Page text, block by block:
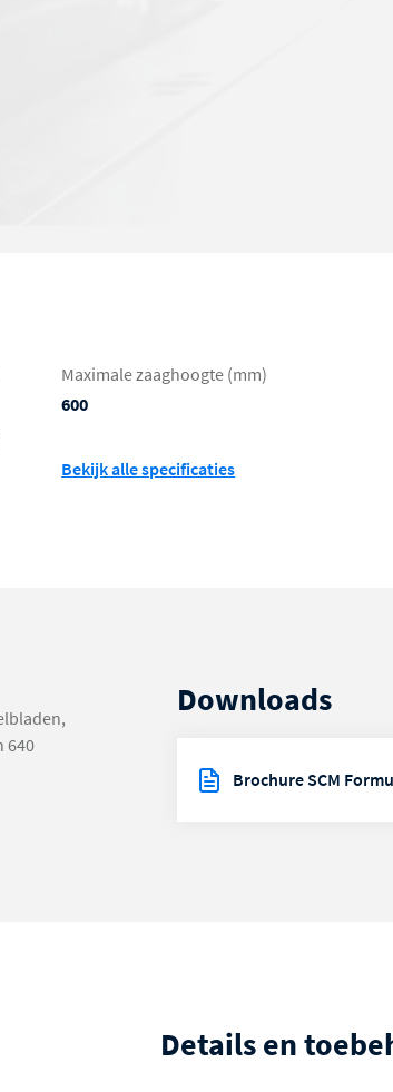
Maximale zaaghoogte (mm)
600
Bekijk alle specificaties
640
Downloads
Brochure SCM
Details en